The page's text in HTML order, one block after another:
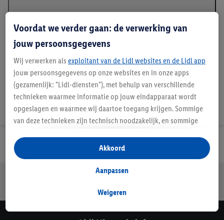
*GRS - Global Recycled Standard
Lidl Nieuwsbrief
Jouw voordelen bij ons als Lidl webshop klant
Voordat we verder gaan: de verwerking van
jouw persoonsgegevens
Wij verwerken als exploitant van de Lidl websites en de Lidl app
jouw persoonsgegevens op onze websites en in onze apps
(gezamenlijk: "Lidl-diensten"), met behulp van verschillende
technieken waarmee informatie op jouw eindapparaat wordt
opgeslagen en waarmee wij daartoe toegang krijgen. Sommige
van deze technieken zijn technisch noodzakelijk, en sommige
opslaan van voorkeursinstellingen, het verzamelen en
analyseren van statistieken of voor het tonen van
gepersonaliseerde reclame binnen en buiten de Lidl-diensten.
gegevens over jouw aankoopgedrag in de winkel ook voor de
Weigeren
Aanpassen
Akkoord